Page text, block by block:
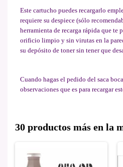
Este cartucho puedes recargarlo
requiere su despiece (sólo
herramienta de recarga rápida que te
orificio limpio y sin virutas en la
su depósito de toner sin tener que
Cuando hagas el pedido del saca
observaciones que es para recargar
30 productos más en la